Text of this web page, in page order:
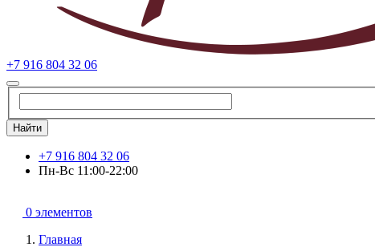
+7 916 804 32 06
Найти
+7 916 804 32 06
Пн-Вс 11:00-22:00
0 элементов
Главная